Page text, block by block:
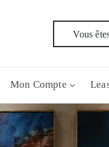
Vous
Mon Compte